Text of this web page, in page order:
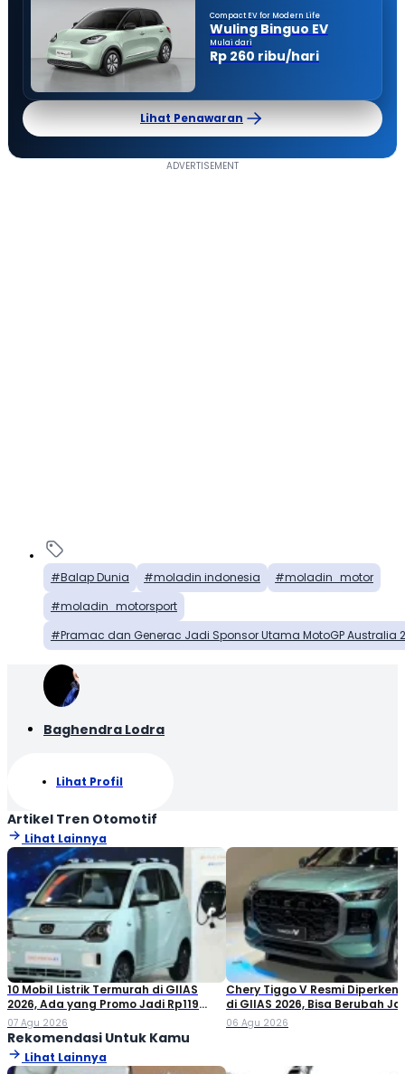
Compact EV for Modern Life
Wuling Binguo EV
Mulai dari
Rp 260 ribu/hari
Lihat Penawaran
Balap Dunia moladin indonesia
moladin_motor
moladin_motorsport
Pramac dan Generac Jadi Sponsor Utama MotoGP Australia
Baghendra Lodra
Lihat Profil
Artikel Tren Otomotif
Lihat Lainnya
10 Mobil Listrik Termurah di GIIAS
2026, Ada yang Promo Jadi Rp119
Jutaan!
07 Agu 2026
Chery Tiggo V Resmi
di GIIAS 2026, Bisa Berubah
Double Cabin
06 Agu 2026
Rekomendasi Untuk Kamu
Lihat Lainnya